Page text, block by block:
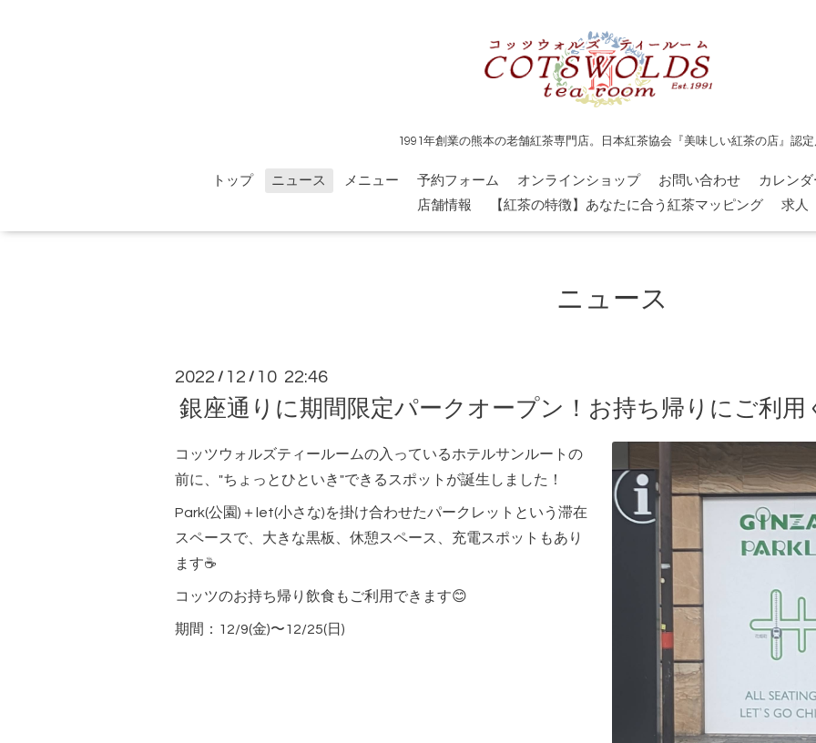
1991年創業の熊本の老舗紅茶専門店。日本紅茶協会『美味しい紅茶の店』認
トップ ニュース メニュー 予約フォーム オンラインショップ お問い合わせ
カレンダ
店舗情報
【紅茶の特徴】あなたに合う紅茶マッピング 求人
ニュース
2022 / 12 / 10 22:46
銀座通りに期間限定パークオープン！お持ち帰りにご利用
コッツウォルズティールームの入っているホテルサンルートの
前に、"ちょっとひといき"できるスポットが誕生しました！
Park(公園)＋let(小さな)を掛け合わせたパークレットという滞在
スペースで、大きな黒板、休憩スペース、充電スポットもあり
ます☕️
コッツのお持ち帰り飲食もご利用できます😊
期間：12/9(金)〜12/25(日)